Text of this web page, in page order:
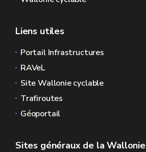
Liens utiles
Portail Infrastructures
RAVeL
Site Wallonie cyclable
Trafiroutes
Géoportail
Sites généraux de la Wallonie